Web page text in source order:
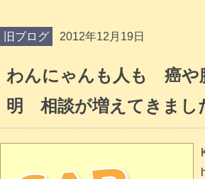
旧ブログ 2012年12月19日
わんにゃんも人も 癌や
明 相談が増えてきまし